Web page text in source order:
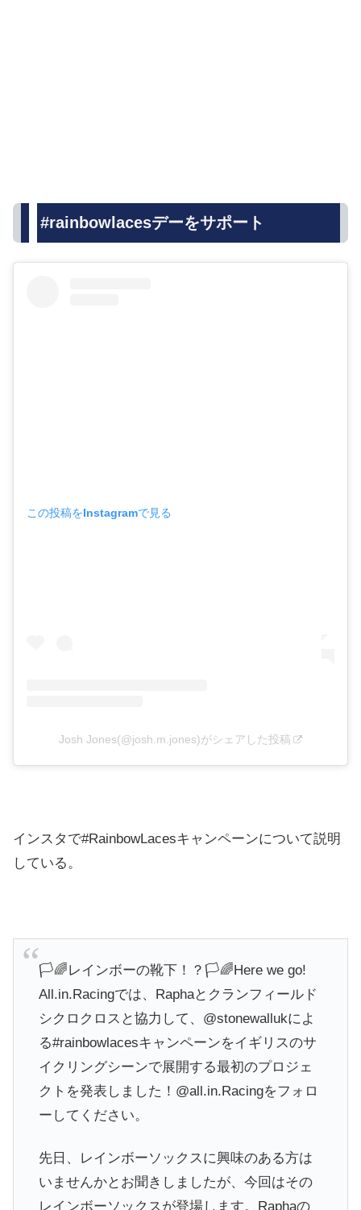
#rainbowlacesデーをサポート
この投稿をInstagramで見る
Josh Jones(@josh.m.jones)がシェアした投稿
インスタで#RainbowLacesキャンペーンについて説明
している。
🏳️🌈レインボーの靴下！？🏳️🌈Here we go!
All.in.Racingでは、Raphaとクランフィールド
シクロクロスと協力して、@stonewallukによ
る#rainbowlacesキャンペーンをイギリスのサ
イクリングシーンで展開する最初のプロジェ
クトを発表しました！@all.in.Racingをフォロ
ーしてください。
先日、レインボーソックスに興味のある方は
いませんかとお聞きしましたが、今回はその
レインボーソックスが登場します。Raphaの